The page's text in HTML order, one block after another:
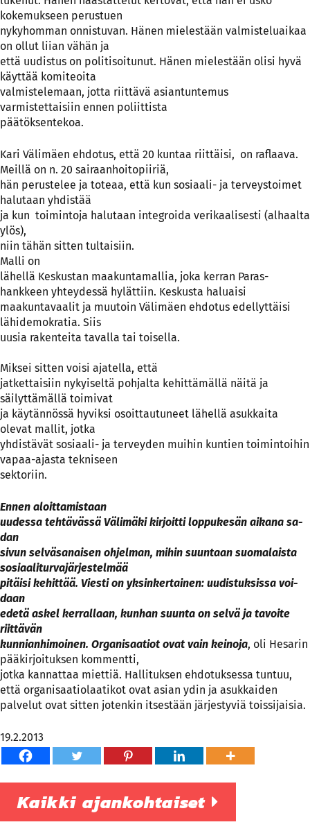
kokemukseen perustuen
nykyhomman onnistuvan. Hänen mielestään valmisteluaikaa
on ollut liian vähän ja
että uudistus on politisoitunut. Hänen mielestään olisi hyvä
käyttää komiteoita
valmistelemaan, jotta riittävä asiantuntemus
varmistettaisiin ennen poliittista
päätöksentekoa.
Kari Välimäen ehdotus, että 20 kuntaa riittäisi, on raflaava.
Meillä on n. 20 sairaanhoitopiiriä,
hän perustelee ja toteaa, että kun sosiaali- ja terveystoimet
halutaan yhdistää
ja kun toimintoja halutaan integroida verikaalisesti (alhaalta
ylös),
niin tähän sitten tultaisiin.
Malli on
lähellä Keskustan maakuntamallia, joka kerran Paras-
hankkeen yhteydessä hylättiin. Keskusta haluaisi
maakuntavaalit ja muutoin Välimäen ehdotus edellyttäisi
lähidemokratia. Siis
uusia rakenteita tavalla tai toisella.
Miksei sitten voisi ajatella, että
jatkettaisiin nykyiseltä pohjalta kehittämällä näitä ja
säilyttämällä toimivat
ja käytännössä hyviksi osoittautuneet lähellä asukkaita
olevat mallit, jotka
yhdistävät sosiaali- ja terveyden muihin kuntien toimintoihin
vapaa-ajasta tekniseen
sektoriin.
En­nen aloit­ta­mis­taan
uu­des­sa teh­tä­väs­sä Vä­li­mä­ki kir­joit­ti lop­pu­ke­sän ai­ka­na sa­
dan
si­vun sel­vä­sa­nai­sen oh­jel­man, mi­hin suun­taan suo­ma­lais­ta
so­siaa­li­tur­va­jär­jes­tel­mää
pi­täi­si ke­hit­tää. Vies­ti on yk­sin­ker­tai­nen: uu­dis­tuk­sis­sa voi­
daan
ede­tä as­kel ker­ral­laan, kun­han suun­ta on sel­vä ja ta­voi­te
riit­tä­vän
kun­nian­hi­moi­nen. Or­ga­ni­saa­tiot ovat vain kei­no­ja, oli Hesarin
pääkirjoituksen kommentti,
jotka kannattaa miettiä. Hallituksen ehdotuksessa tuntuu,
että organisaatiolaatikot ovat asian ydin ja asukkaiden
palvelut ovat sitten jotenkin itsestään järjestyviä toissijaisia.
19.2.2013
Kaikki ajankohtaiset